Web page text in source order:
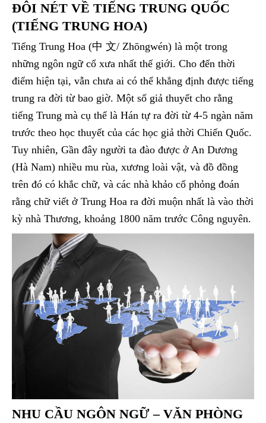
ĐÔI NÉT VỀ TIẾNG TRUNG QUỐC
(TIẾNG TRUNG HOA)
Tiếng Trung Hoa (中 文/ Zhōngwén) là một trong
những ngôn ngữ cổ xưa nhất thế giới. Cho đến thời
điểm hiện tại, vẫn chưa ai có thể khẳng định được tiếng
trung ra đời từ bao giờ. Một số giả thuyết cho rằng
tiếng Trung mà cụ thể là Hán tự ra đời từ 4-5 ngàn năm
trước theo học thuyết của các học giả thời Chiến Quốc.
Tuy nhiên, Gần đây người ta đào được ở An Dương
(Hà Nam) nhiều mu rùa, xương loài vật, và đồ đồng
trên đó có khắc chữ, và các nhà khảo cổ phỏng đoán
rằng chữ viết ở Trung Hoa ra đời muộn nhất là vào thời
kỳ nhà Thương, khoảng 1800 năm trước Công nguyên.
NHU CẦU NGÔN NGỮ – VĂN PHÒNG